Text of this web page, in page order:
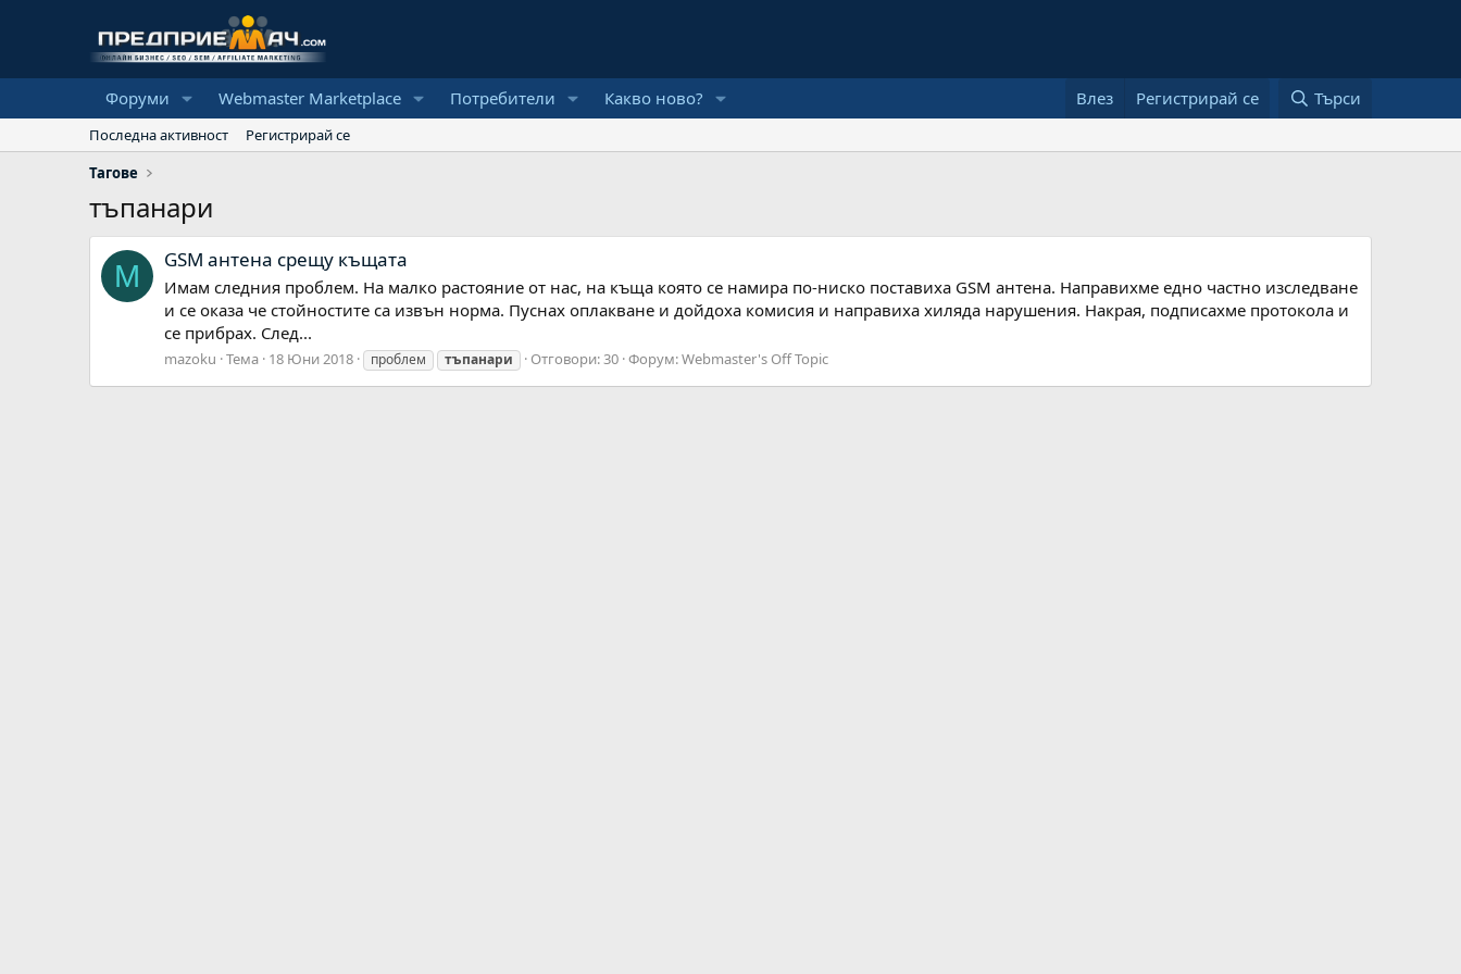
Форуми Webmaster Marketplace Потребители Какво ново? Влез Регистрирай се Търси
Последна активност
Регистрирай се
Тагове
тъпанари
M GSM антена срещу къщата
Имам следния проблем. На малко растояние от нас, на къща която се намира по-ниско поставиха GSM антена. Направихме едно частно изследване
и се оказа че стойностите са извън норма. Пуснах оплакване и дойдоха комисия и направиха хиляда нарушения. Накрая, подписахме протокола и
се прибрах. След...
mazoku Тема 18 Юни 2018 проблем тъпанари Отговори: 30 Форум:Webmaster's Off Topic